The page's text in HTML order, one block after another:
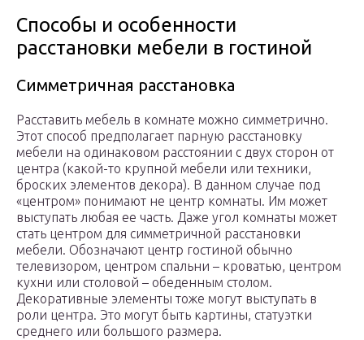
Способы и особенности
расстановки мебели в гостиной
Симметричная расстановка
Расставить мебель в комнате можно симметрично.
Этот способ предполагает парную расстановку
мебели на одинаковом расстоянии с двух сторон от
центра (какой-то крупной мебели или техники,
броских элементов декора). В данном случае под
«центром» понимают не центр комнаты. Им может
выступать любая ее часть. Даже угол комнаты может
стать центром для симметричной расстановки
мебели. Обозначают центр гостиной обычно
телевизором, центром спальни – кроватью, центром
кухни или столовой – обеденным столом.
Декоративные элементы тоже могут выступать в
роли центра. Это могут быть картины, статуэтки
среднего или большого размера.